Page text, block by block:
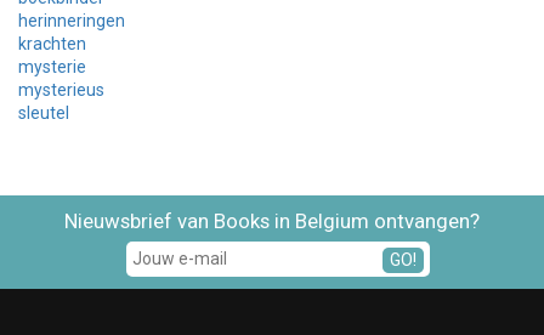
herinneringen
krachten
mysterie
mysterieus
sleutel
Nieuwsbrief van Books in Belgium ontvangen?
GO!